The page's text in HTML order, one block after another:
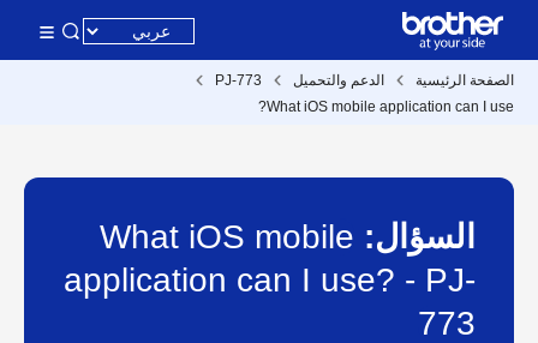
الصفحة الرئيسية الدعم والتحميل
PJ-773
What iOS mobile application can I use?
السؤال:
What iOS mobile
application can I use? - PJ-
773